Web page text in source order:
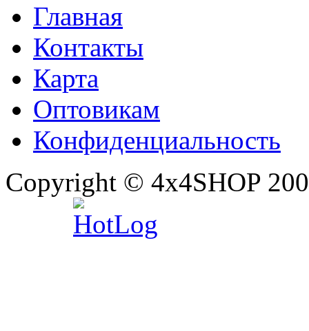
Главная
Контакты
Карта
Оптовикам
Конфиденциальность
Copyright © 4x4SHOP